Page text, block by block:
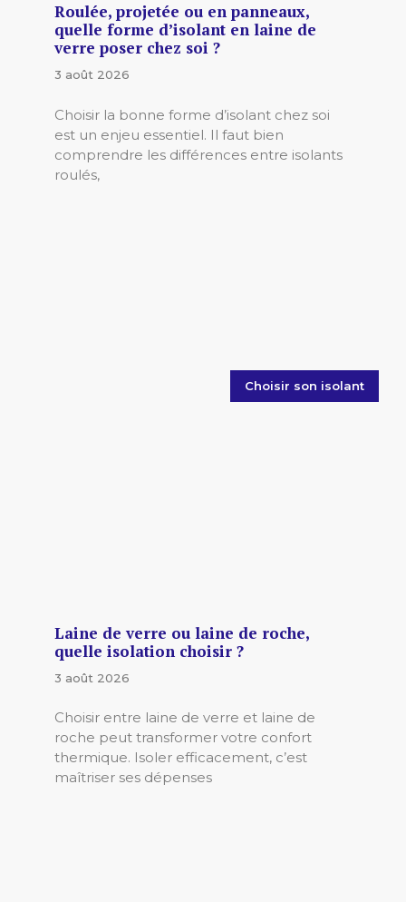
Roulée, projetée ou en panneaux,
quelle forme d’isolant en laine de
verre poser chez soi ?
3 août 2026
Choisir la bonne forme d’isolant chez soi
est un enjeu essentiel. Il faut bien
comprendre les différences entre isolants
roulés,
Choisir son isolant
Laine de verre ou laine de roche,
quelle isolation choisir ?
3 août 2026
Choisir entre laine de verre et laine de
roche peut transformer votre confort
thermique. Isoler efficacement, c’est
maîtriser ses dépenses